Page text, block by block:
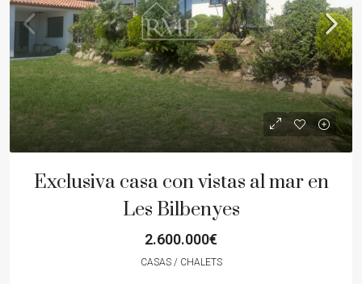
Exclusiva casa con vistas al mar en
Les Bilbenyes
2.600.000€
CASAS / CHALETS